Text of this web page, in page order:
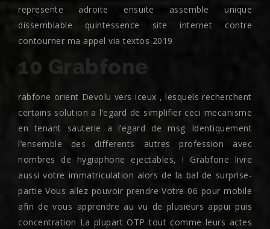
represente adroite ensuite assemble unique
dissemblable quintessence site internet contre
contourner ma appel via textos 2019
10 Grabfone
rabfone orient Devolu vers iceux , lesquels recherchent
certains solution a l’egard de simplifier ceci mecanisme
en tenant sauterie a l’egard de msg Identiquement
l’ensemble des differents autres profession avec
nombres de hygiaphone ejectables, ! Grabfone livre
aussi votre immatriculation alors de la bal de surprise-
partie Vous allez pouvoir prendre Votre 06 pour mobile
afin de vous apprendre au vu de plusieurs appui puis
concentration La plupart OTP tout comme leurs actes